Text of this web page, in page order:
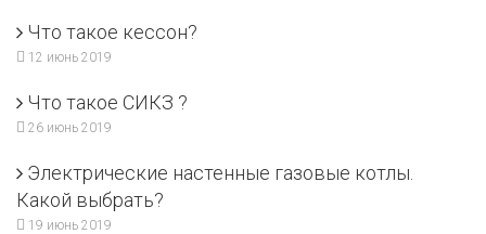
Что такое кессон?
12 июнь 2019
Что такое СИКЗ ?
26 июнь 2019
Электрические настенные газовые котлы.
Какой выбрать?
19 июнь 2019